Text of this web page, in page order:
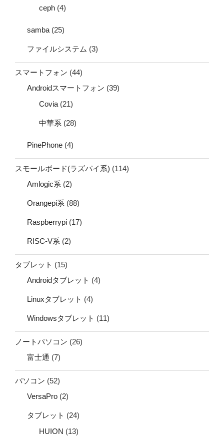
ceph (4)
samba (25)
ファイルシステム (3)
スマートフォン (44)
Androidスマートフォン (39)
Covia (21)
中華系 (28)
PinePhone (4)
スモールボード(ラズパイ系) (114)
Amlogic系 (2)
Orangepi系 (88)
Raspberrypi (17)
RISC-V系 (2)
タブレット (15)
Androidタブレット (4)
Linuxタブレット (4)
Windowsタブレット (11)
ノートパソコン (26)
富士通 (7)
パソコン (52)
VersaPro (2)
タブレット (24)
HUION (13)